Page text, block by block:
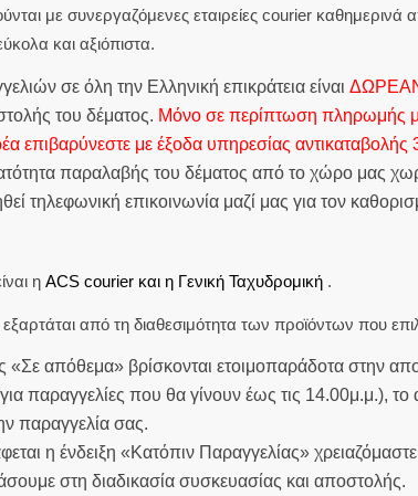
με συνεργαζόμενες εταιρείες courier καθημερινά
και αξιόπιστα.
σε όλη την Ελληνική επικράτεια είναι
του δέματος. Μόνο σε περίπτωση πληρωμής
επιβαρύνεστε με έξοδα υπηρεσίας αντικαταβολής
παραλαβής του δέματος από το χώρο μας
τηλεφωνική επικοινωνία μαζί μας για τον
η ACS courier και η Γενική Ταχυδρομική.
από τη διαθεσιμότητα των προϊόντων που
«Σε απόθεμα» βρίσκονται ετοιμοπαράδοτα στην
παραγγελίες που θα γίνουν έως τις 14.00μ.μ.), το
παραγγελία σας.
η ένδειξη «Κατόπιν Παραγγελίας»
στη διαδικασία συσκευασίας και αποστολής.